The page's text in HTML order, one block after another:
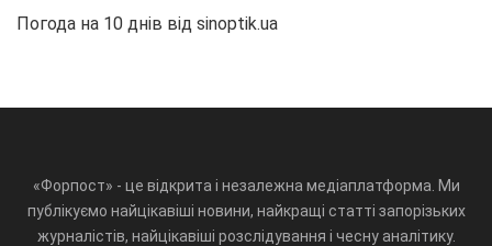
Погода на 10 днів від sinoptik.ua
«Форпост» - це відкрита і незалежна медіаплатформа. Ми
публікуємо найцікавіші новини, найкращі статті запорізьких
журналістів, найцікавіші розслідування і чесну аналітику.